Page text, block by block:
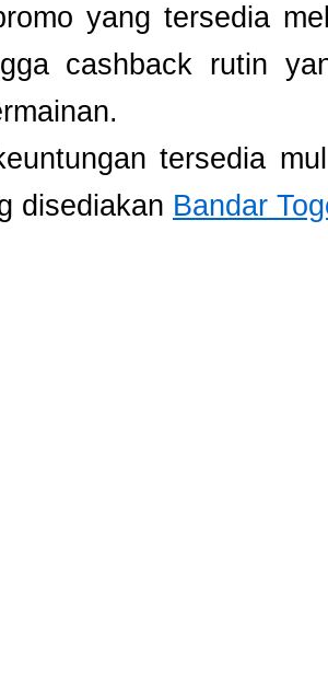
yang tersedia
cashback rutin
tersedia
disediakan Bandar